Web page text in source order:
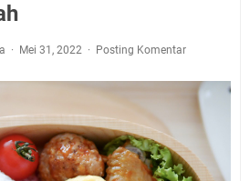
Mei 31, 2022 Posting Komentar